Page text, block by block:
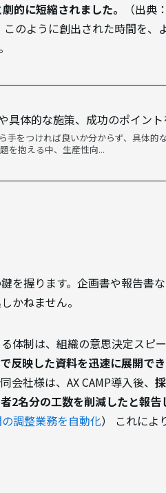
的に短縮されました。 （出典：
このように創出された時間を、
具体的な施策、成功のポイン
手をつければ良いか分からず、具体的
を抱える中、生産性向...
を握ります。企画書や報告書
かねません。
体制は、組織の意思決定スピ
反映した資料を迅速に展開で
会社様は、AX CAMP導入後、
名分の工数を削減したと報告
調整業務を自動化） これによ